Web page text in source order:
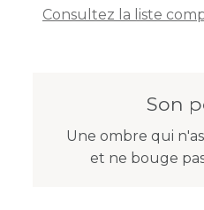
Consultez la liste
Son
Une ombre qui
et ne bouge